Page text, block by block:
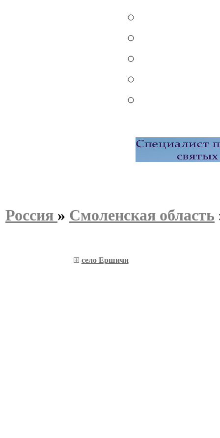
Россия » Смоленская область
село Ершичи